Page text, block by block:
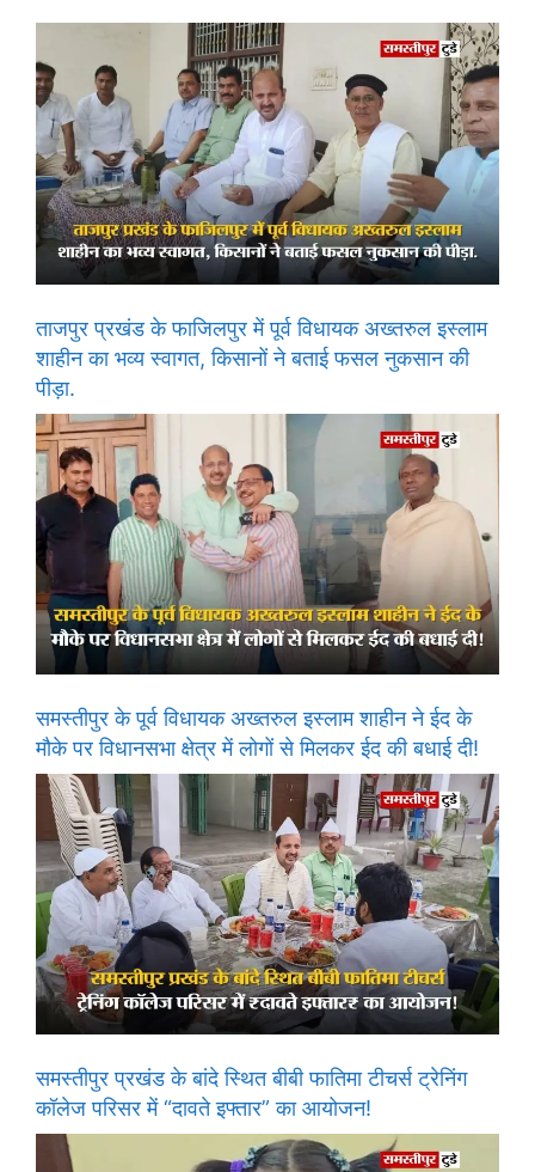
ताजपुर प्रखंड के फाजिलपुर में पूर्व विधायक अख्तरुल इस्लाम
शाहीन का भव्य स्वागत, किसानों ने बताई फसल नुकसान की
पीड़ा.
समस्तीपुर के पूर्व विधायक अख्तरुल इस्लाम शाहीन ने ईद के
मौके पर विधानसभा क्षेत्र में लोगों से मिलकर ईद की बधाई दी!
समस्तीपुर प्रखंड के बांदे स्थित बीबी फातिमा टीचर्स ट्रेनिंग
कॉलेज परिसर में “दावते इफ्तार” का आयोजन!